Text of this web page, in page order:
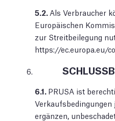
5.2. Als Verbraucher
Europäischen
zur Streitbeilegung
https://ec.europa.eu/
6.1. PRUSA ist
Verkaufsbedingungen
ergänzen,